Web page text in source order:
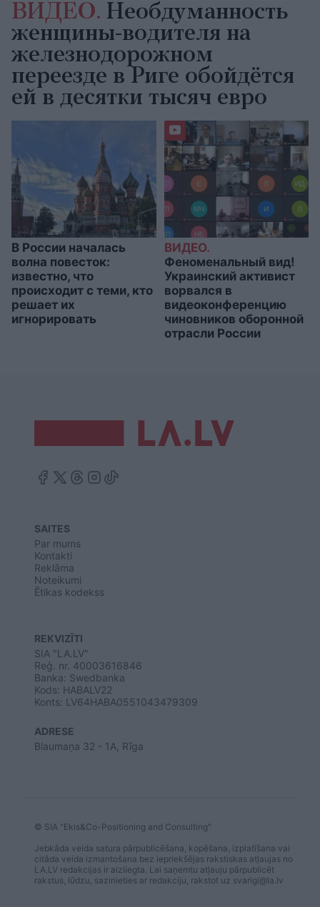
ВИДЕО. Необдуманность
женщины-водителя на
железнодорожном
переезде в Риге обойдётся
ей в десятки тысяч евро
В России началась
волна повесток:
известно, что
происходит с теми, кто
решает их
игнорировать
ВИДЕО.
Феноменальный вид!
Украинский активист
ворвался в
видеоконференцию
чиновников оборонной
отрасли России
SAITES
Par mums
Kontakti
Reklāma
Noteikumi
Ētikas kodekss
REKVIZĪTI
SIA "LA.LV"
Reģ. nr. 40003616846
Banka: Swedbanka
Kods: HABALV22
Konts: LV64HABA0551043479309
ADRESE
Blaumaņa 32 - 1A, Rīga
© SIA "Ekis&Co-Positioning and Consulting"
Jebkāda veida satura pārpublicēšana, kopēšana, izplatīšana vai
citāda veida izmantošana bez iepriekšējas rakstiskas atļaujas no
LA.LV redakcijas ir aizliegta. Lai saņemtu atļauju pārpublicēt
rakstus, lūdzu, sazinieties ar redakciju, rakstot uz svarigi@la.lv